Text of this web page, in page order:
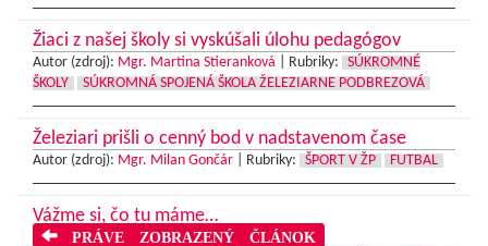
Žiaci z našej školy si vyskúšali úlohu pedagógov
Autor (zdroj): Mgr. Martina Stieranková Rubriky:
SÚKROMNÉ
ŠKOLY
SÚKROMNÁ SPOJENÁ ŠKOLA ŽELEZIARNE PODBREZOVÁ
Železiari prišli o cenný bod v nadstavenom čase
Autor (zdroj): Mgr. Milan Gončár Rubriky: ŠPORT V ŽP FUTBAL
Vážme si, čo tu máme…
PRÁVE ZOBRAZENÝ ČLÁNOK